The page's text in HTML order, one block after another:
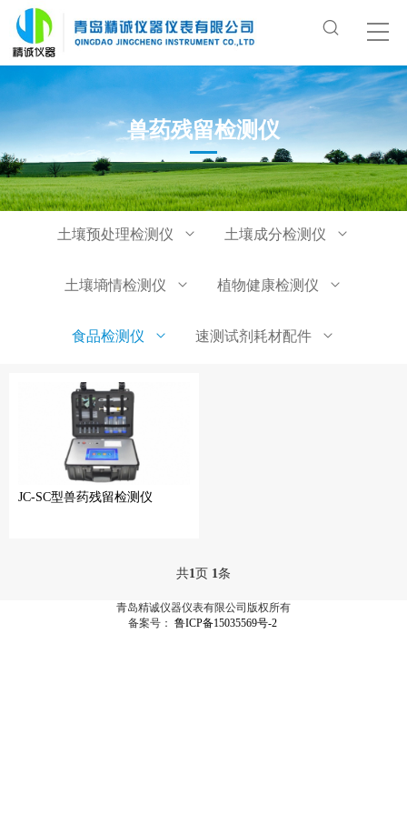
兽药残留检测仪
土壤预处理检测仪 土壤成分检测仪
土壤墒情检测仪 植物健康检测仪
食品检测仪 速测试剂耗材配件
JC-SC型兽药残留检测仪
共1页 1条
青岛精诚仪器仪表有限公司版权所有
备案号： 鲁ICP备15035569号-2